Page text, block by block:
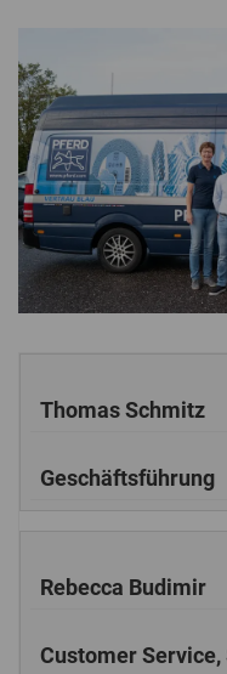
Thomas Schmitz
Geschäftsführung
Rebecca Budimir
Customer